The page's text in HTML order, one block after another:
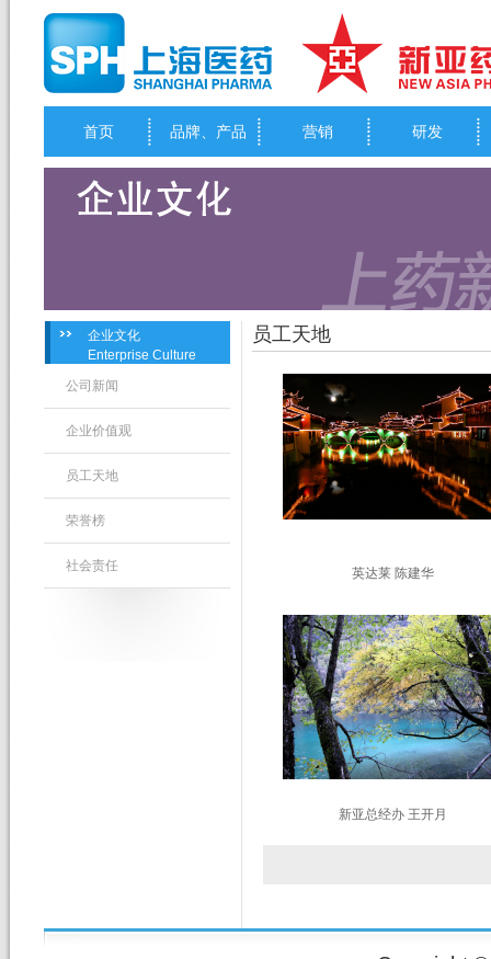
首页 品牌、产品 营销 研发
企业文化
Enterprise Culture
公司新闻
企业价值观
员工天地
荣誉榜
社会责任
员工天地
英达莱 陈建华
新亚总经办 王开月